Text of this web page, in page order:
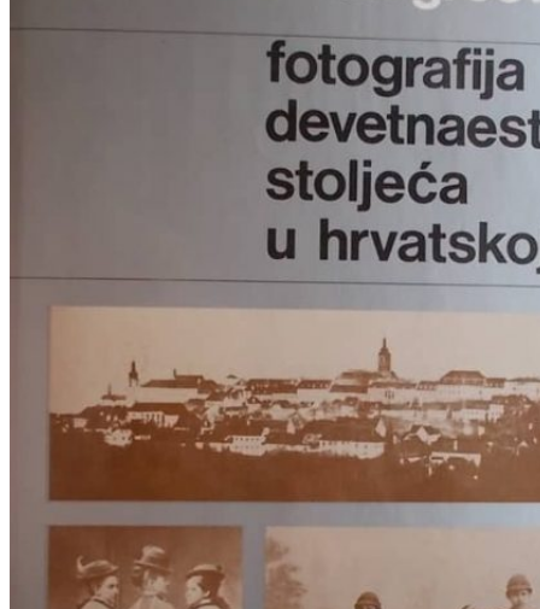
KAZALIŠTE, FILM
LIKOVNA UMJETNOST
LJEKOVITO BILJE I ZDRAVLJE
POVIJEST I PUBLICISTIKA
PRIRODNE ZNANOSTI
PSIHOLOGIJA, POPULARNA PSIHOLOGIJA,
ALTERNATIVA
DO ZEMLJOVIDA
SPORT
STRIPOVI
TEHNIČKE ZNANOSTI
TEORIJA I POVIJEST KNJIŽEVNOSTI
VEDUTE
Otkup knjiga
O nama
AKCIJA
Pretraži: